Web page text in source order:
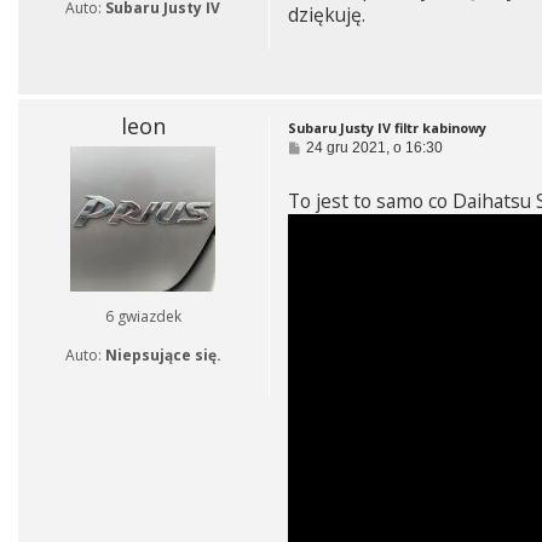
Auto: Subaru Justy IV
dziękuję.
leon
6 gwiazdek
Auto: Niepsujące się.
Subaru Justy IV filtr kabinowy
P
t
24 gru 2021, o 16:30
To jest to samo co Daihatsu